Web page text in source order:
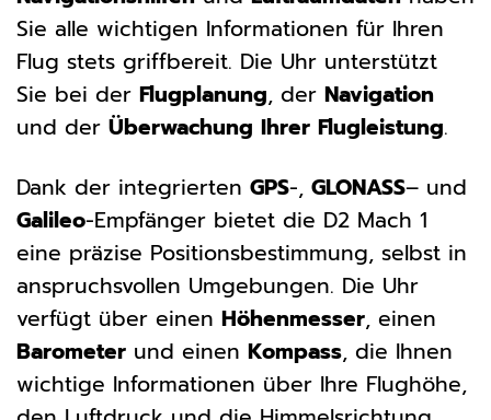
Sie alle wichtigen Informationen für Ihren
Flug stets griffbereit. Die Uhr unterstützt
Sie bei der Flugplanung, der Navigation
und der Überwachung Ihrer Flugleistung.
Dank der integrierten GPS-, GLONASS– und
Galileo-Empfänger bietet die D2 Mach 1
eine präzise Positionsbestimmung, selbst in
anspruchsvollen Umgebungen. Die Uhr
verfügt über einen Höhenmesser, einen
Barometer und einen Kompass, die Ihnen
wichtige Informationen über Ihre Flughöhe,